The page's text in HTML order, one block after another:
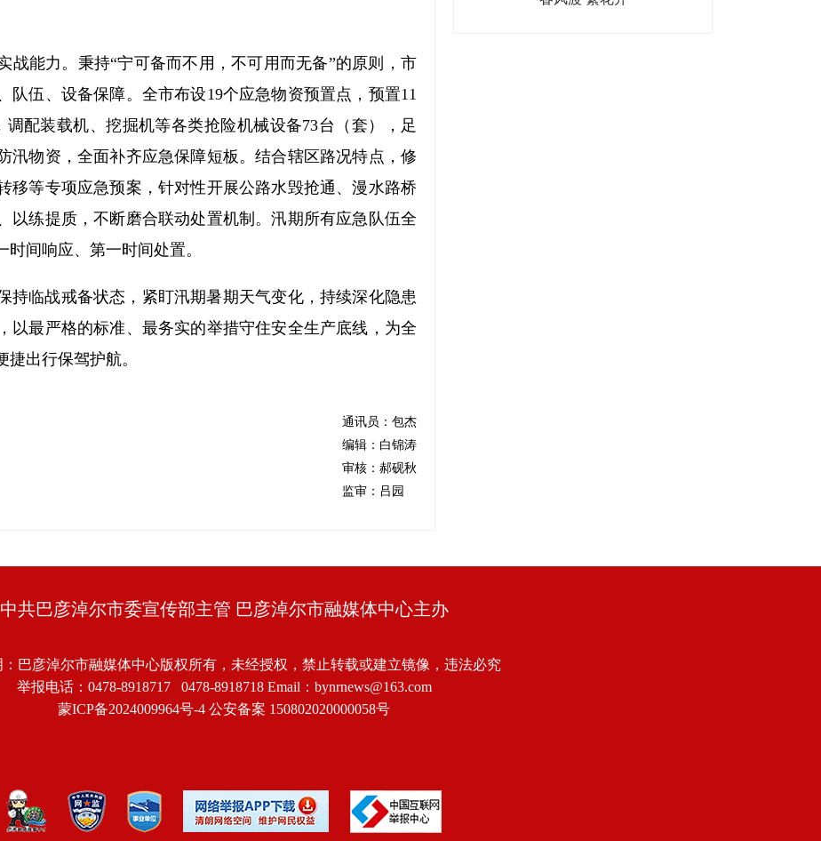
战能力。秉持“宁可备而不用，不可用而无备”的原则，市
队伍、设备保障。全市布设19个应急物资预置点，预置11
配装载机、挖掘机等各类抢险机械设备73台（套），足
汛物资，全面补齐应急保障短板。结合辖区路况特点，修
移等专项应急预案，针对性开展公路水毁抢通、漫水路桥
以练提质，不断磨合联动处置机制。汛期所有应急队伍全
间响应、第一时间处置。
持临战戒备状态，紧盯汛期暑期天气变化，持续深化隐患
以最严格的标准、最务实的举措守住安全生产底线，为全
出行保驾护航。
通讯员：包杰
编辑：白锦涛
审核：郝砚秋
监审：吕园
中共巴彦淖尔市委宣传部主管 巴彦淖尔市融媒体中心主办
：巴彦淖尔市融媒体中心版权所有，未经授权，禁止转载或建立镜像，违法必究
举报电话：0478-8918717 0478-8918718 Email：bynrnews@163.com
蒙ICP备2024009964号-4 公安备案 150802020000058号